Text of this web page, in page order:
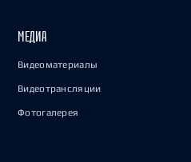
МЕДИА
Видеоматериалы
Видеотрансляции
Фотогалерея